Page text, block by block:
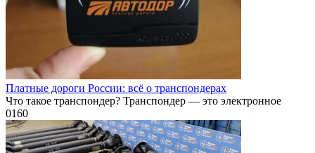
Платные дороги России: всё о транспондерах
Что такое транспондер? Транспондер — это электронное
0160